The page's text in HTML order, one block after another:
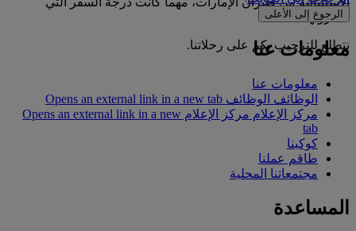
تختارونها.
نتطلع للترحيب بكم على رحلاتنا.
الرجوع إلى الأعلى
معلومات عنا
معلومات عنا
الوظائف الوظائف Opens an external link in a new tab
مركز الإعلام
مركز الإعلام Opens an external link in a new
tab
كوكبنا
طاقم عملنا
مجتمعاتنا المحلية
المساعدة